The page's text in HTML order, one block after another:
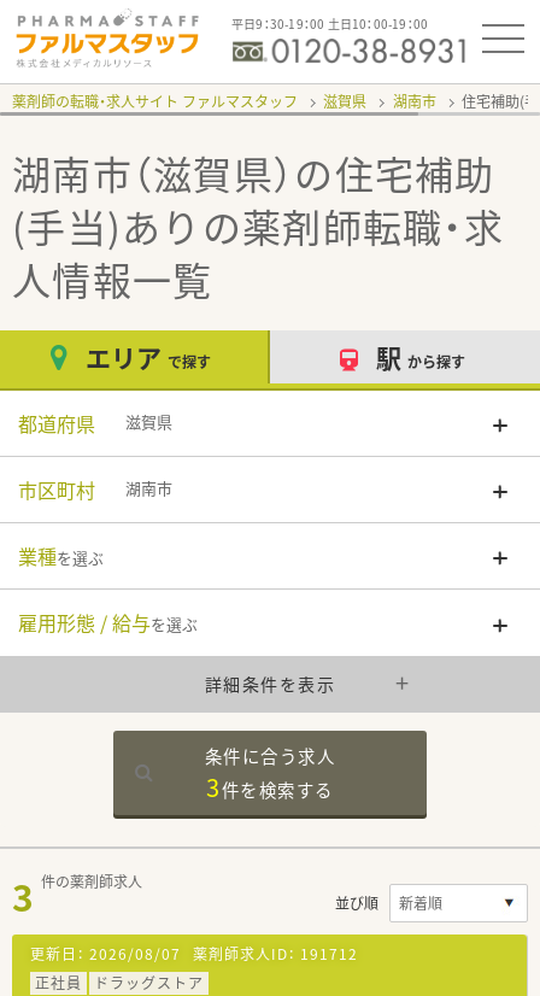
平日9：30-19：00 土日10：00-19：00
薬剤師の転職・求人サイト ファルマスタッフ 滋賀県 湖南市 住宅補助(
湖南市（滋賀県）の住宅補助
(手当)あり の薬剤師転職・求
人情報一覧
エリア で探す 駅 から探す
都道府県 滋賀県
市区町村 湖南市
業種を選ぶ
雇用形態 / 給与を選ぶ
詳細条件を表示
条件に合う求人
3件を検索する
3 件の薬剤師求人
並び順
更新日： 2026/08/07 薬剤師求人ID： 191712
正社員
ドラッグストア